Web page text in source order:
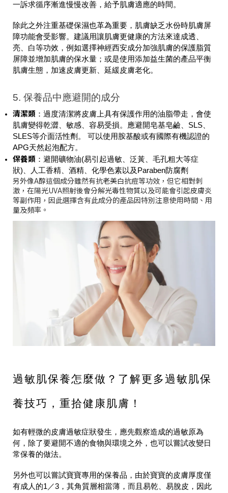
一訴求循序漸進慢慢改善，給予肌膚適應的時間。
除此之外注重基礎保濕也革為重要，肌膚缺乏水份時肌膚屏
障功能會受影響。建議用讓肌膚更健康的方法來達成透、
亮、白等功效，例如選擇神經西安成分加強肌膚的保護脂質
屏障並增加肌膚的保水量；或是使用添加益生菌的產品平衡
肌膚生態，加速皮膚更新、延緩皮膚老化。
5. 保養品中應避開的成分
清潔類 ：過度清潔將皮膚上具有保護作用的油脂帶走，會使
肌膚變得乾澀、敏感、容易受損。應避開皂基皂鹼、SLS、
SLES等介面活性劑。 可以使用胺基酸或有國際有機認證的
APG天然起泡配方。
保養類 ：避開礦物油(易引起過敏、泛黃、毛孔粗大等症
狀)、人工香精、酒精、化學色素以及Paraben防腐劑
另外像A醇這個成分雖然有抗老美白抗痘等功效，但它相對刺
激，在陽光UVA照射後會分解光毒性物質以及可能會引起皮膚炎
等副作用，因此選擇含有此成分的產品因特別注意使用時間、用
量及頻率。
過敏肌保養怎麼做？了解更多過敏肌保
養技巧，重拾健康肌膚！
如有輕微的皮膚過敏症狀發生，應先觀察造成的過敏原為
何，除了要避開不適的食物與環境之外，也可以嘗試改變日
常保養的做法。
另外也可以嘗試寶寶專用的保養品，由於寶寶的皮膚厚度僅
有成人的1／3，其角質層相當薄，而且易乾、易脫皮，因此